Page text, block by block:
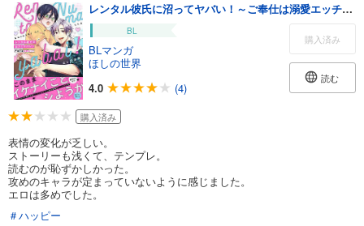
レンタル彼氏に沼ってヤバい！～ご奉仕は溺愛エッチ【電子単行本版／限定特典まんが付き】
BL
BLマンガ
ほしの世界
4.0
(4)
購入済み
読む
購入済み
表情の変化が乏しい。
ストーリーも浅くて、テンプレ。
読むのが恥ずかしかった。
攻めのキャラが定まっていないように感じました。
エロは多めでした。
＃ハッピー